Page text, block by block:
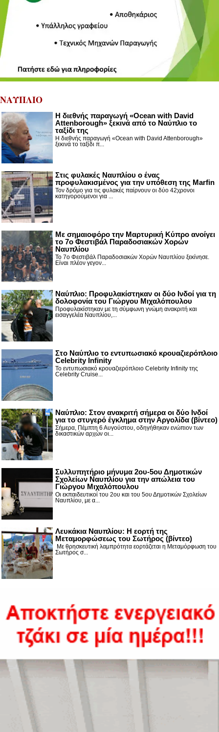
ΝΑΥΠΛΙΟ
Η διεθνής παραγωγή «Ocean with David
Attenborough» ξεκινά από το Ναύπλιο το
ταξίδι της
Η διεθνής παραγωγή «Ocean with David Attenborough»
ξεκινά το ταξίδι π...
Στις φυλακές Ναυπλίου ο ένας
προφυλακισμένος για την υπόθεση της Marfin
Τον δρόμο για τις φυλακές παίρνουν οι δύο 42χρονοι
κατηγορούμενοι για ...
Με σημαιοφόρο την Μαρτυρική Κύπρο ανοίγει
το 7ο Φεστιβάλ Παραδοσιακών Χορών
Ναυπλίου
Το 7ο Φεστιβάλ Παραδοσιακών Χορών Ναυπλίου ξεκίνησε.
Είναι πλέον γεγον...
Ναύπλιο: Προφυλακίστηκαν οι δύο Ινδοί για τη
δολοφονία του Γιώργου Μιχαλόπουλου
Προφυλακίστηκαν με τη σύμφωνη γνώμη ανακριτή και
εισαγγελέα Ναυπλίου,...
Στο Ναύπλιο το εντυπωσιακό κρουαζιερόπλοιο
Celebrity Infinity
Το εντυπωσιακό κρουαζιερόπλοιο Celebrity Infinity της
Celebrity Cruise...
Nαύπλιο: Στον ανακριτή σήμερα οι δύο Ινδοί
για το στυγερό έγκλημα στην Αργολίδα (βίντεο)
Σήμερα, Πέμπτη 6 Αυγούστου, οδηγήθηκαν ενώπιον των
δικαστικών αρχών οι...
Συλλυπητήριο μήνυμα 2ου-5ου Δημοτικών
Σχολείων Ναυπλίου για την απώλεια του
Γιώργου Μιχαλόπουλου
Οι εκπαιδευτικοί του 2ου και του 5ου Δημοτικών Σχολείων
Ναυπλίου, με α...
Λευκάκια Ναυπλίου: Η εορτή της
Μεταμορφώσεως του Σωτήρος (βίντεο)
Με θρησκευτική λαμπρότητα εορτάζεται η Μεταμόρφωση του
Σωτήρος σ...